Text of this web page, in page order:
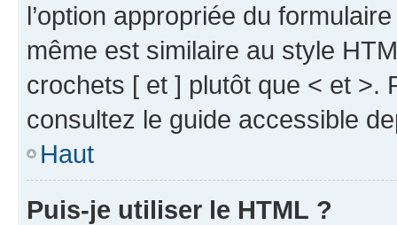
l’option appropriée du
même est similaire au style
crochets [ et ] plutôt que < et >.
consultez le guide accessible
Haut
Puis-je utiliser le HTML ?